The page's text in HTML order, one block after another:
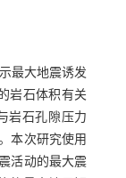
最大地震诱发
岩石体积有关
岩石孔隙压力
本次研究使用
活动的最大震